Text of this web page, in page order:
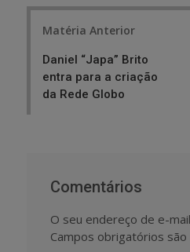
Matéria Anterior
Daniel “Japa” Brito
entra para a criação
da Rede Globo
Comentários
O seu endereço de e-
Campos obrigatórios